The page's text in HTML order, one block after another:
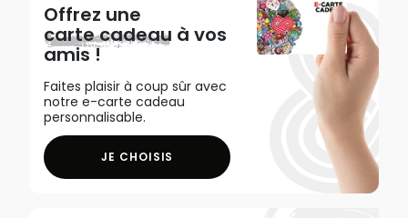
Offrez une
carte cadeau à vos
amis !
Faites plaisir à coup sûr avec
notre e-carte cadeau
personnalisable.
JE CHOISIS